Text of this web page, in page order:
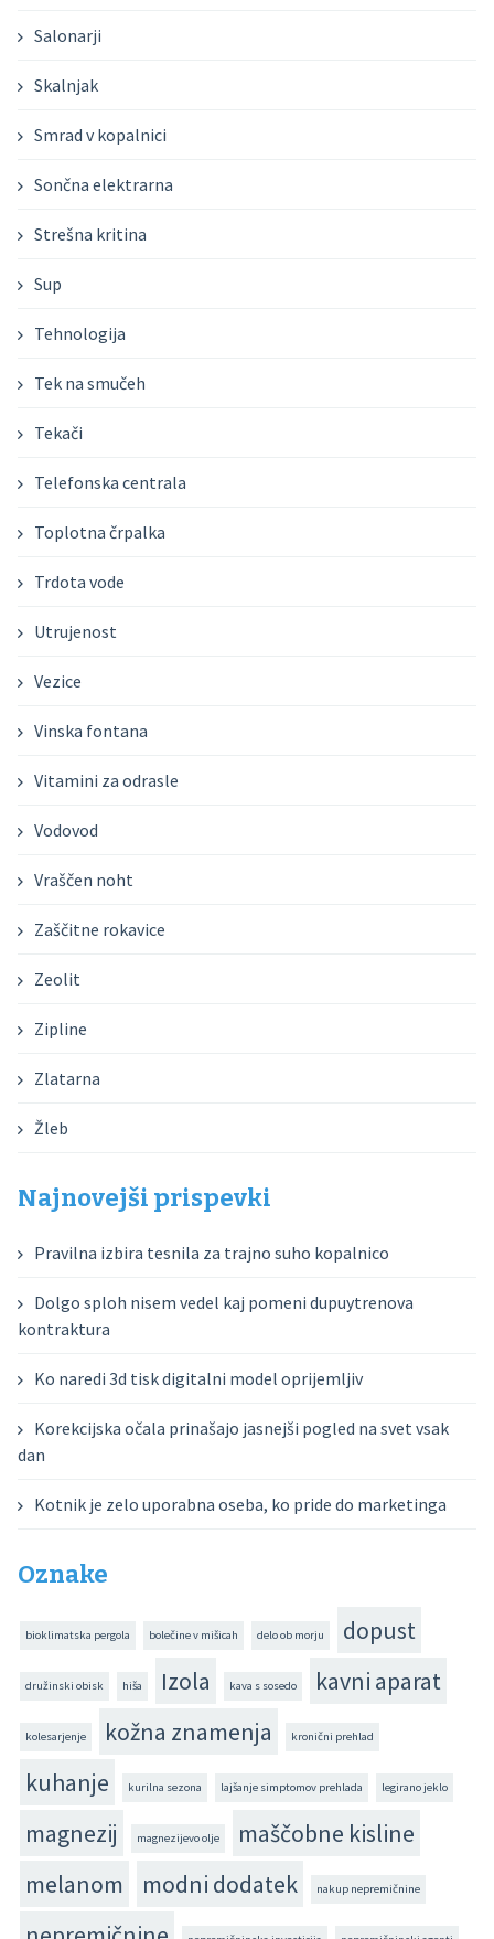
Salonarji
Skalnjak
Smrad v kopalnici
Sončna elektrarna
Strešna kritina
Sup
Tehnologija
Tek na smučeh
Tekači
Telefonska centrala
Toplotna črpalka
Trdota vode
Utrujenost
Vezice
Vinska fontana
Vitamini za odrasle
Vodovod
Vraščen noht
Zaščitne rokavice
Zeolit
Zipline
Zlatarna
Žleb
Najnovejši prispevki
Pravilna izbira tesnila za trajno suho kopalnico
Dolgo sploh nisem vedel kaj pomeni dupuytrenova
kontraktura
Ko naredi 3d tisk digitalni model oprijemljiv
Korekcijska očala prinašajo jasnejši pogled na svet vsak
dan
Kotnik je zelo uporabna oseba, ko pride do marketinga
Oznake
bioklimatska pergola bolečine v mišicah delo ob morju dopust
družinski obisk hiša Izola kava s sosedo kavni aparat
kolesarjenje kožna znamenja kronični prehlad
kuhanje kurilna sezona lajšanje simptomov prehlada legirano jeklo
magnezij magnezijevo olje
maščobne kisline
melanom
modni dodatek nakup nepremičnine